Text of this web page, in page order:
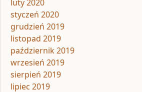
luty 2020
styczeń 2020
grudzień 2019
listopad 2019
październik 2019
wrzesień 2019
sierpień 2019
lipiec 2019